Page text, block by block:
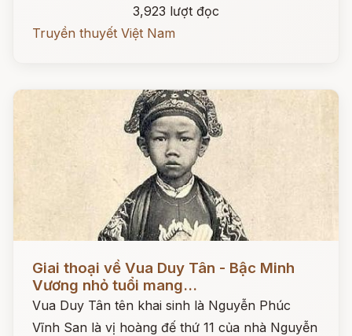
3,923 lượt đọc
Truyền thuyết Việt Nam
Giai thoại về Vua Duy Tân - Bậc Minh
Vương nhỏ tuổi mang...
Vua Duy Tân tên khai sinh là Nguyễn Phúc
Vĩnh San là vị hoàng đế thứ 11 của nhà Nguyễn